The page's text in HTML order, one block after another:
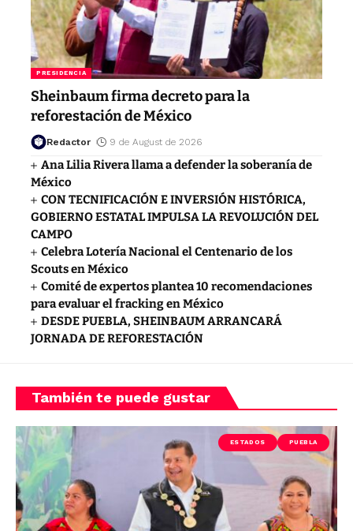
PRESIDENCIA
Sheinbaum firma decreto para la
reforestación de México
Redactor 9 de August de 2026
Ana Lilia Rivera llama a defender la soberanía de
México
CON TECNIFICACIÓN E INVERSIÓN HISTÓRICA,
GOBIERNO ESTATAL IMPULSA LA REVOLUCIÓN DEL
CAMPO
Celebra Lotería Nacional el Centenario de los
Scouts en México
Comité de expertos plantea 10 recomendaciones
para evaluar el fracking en México
DESDE PUEBLA, SHEINBAUM ARRANCARÁ
JORNADA DE REFORESTACIÓN
También te puede gustar
ESTADOS PUEBLA